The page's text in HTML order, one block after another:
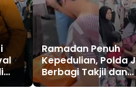
Ramadan Penuh
Kepedulian, Polda
Berbagi Takjil dan
Sembako Kepada